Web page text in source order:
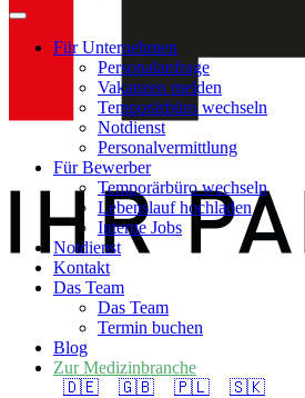
Für Unternehmen
Personalanfrage
Vakanzen melden
Temporärbüro wechseln
Notdienst
Personalvermittlung
Für Bewerber
Temporärbüro wechseln
Lebenslauf hochladen
Interne Jobs
Notdienst
Kontakt
Das Team
Das Team
Termin buchen
Blog
Zur Medizinbranche
🇩🇪
🇬🇧 🇵🇱 🇸🇰